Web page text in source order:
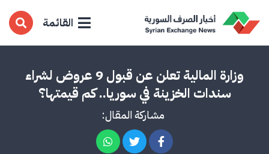
القائمة
وزارة المالية تعلن عن قبول 9 عروض لشراء
سندات الخزينة في سوريا.. كم قيمتها؟
مشاركة المقال: